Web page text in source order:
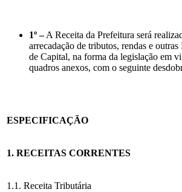
1º –A Receita da Prefeitura será
arrecadação de tributos, rendas e outras
de Capital, na forma da legislação em
quadros anexos, com o seguinte
ESPECIFICAÇÃO
1. RECEITAS CORRENTES
1.1. Receita Tributária